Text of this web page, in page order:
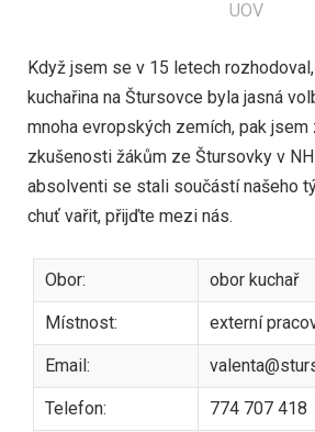
UOV
Když jsem se v 15 letech
kuchařina na Štursovce byla jasná
mnoha evropských zemích, pak
zkušenosti žákům ze Štursovky v
absolventi se stali součástí našeho
chuť vařit, přijďte mezi nás.
Obor: obor kuchař
Místnost: externí
Email:
Telefon: 774 707 418